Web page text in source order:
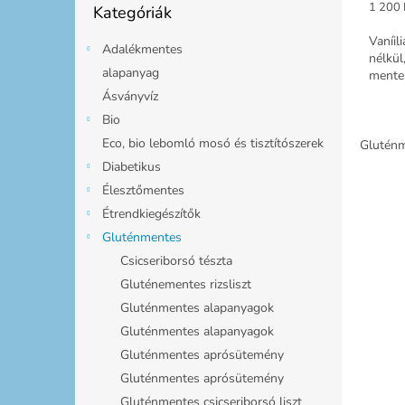
átugrása
Kategóriák
Adalékmentes
alapanyag
Ásványvíz
Bio
Eco, bio lebomló mosó és tisztítószerek
Diabetikus
Élesztőmentes
Étrendkiegészítők
Gluténmentes
Csicseriborsó tészta
Gluténementes rizsliszt
Gluténmentes alapanyagok
Gluténmentes alapanyagok
Gluténmentes aprósütemény
Gluténmentes aprósütemény
Gluténmentes csicseriborsó liszt
1 200